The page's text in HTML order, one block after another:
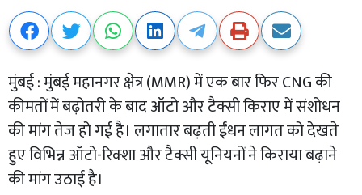
मुंबई : मुंबई महानगर क्षेत्र (MMR) में एक बार फिर CNG की
कीमतों में बढ़ोतरी के बाद ऑटो और टैक्सी किराए में संशोधन
की मांग तेज हो गई है। लगातार बढ़ती ईंधन लागत को देखते
हुए विभिन्न ऑटो-रिक्शा और टैक्सी यूनियनों ने किराया बढ़ाने
की मांग उठाई है।